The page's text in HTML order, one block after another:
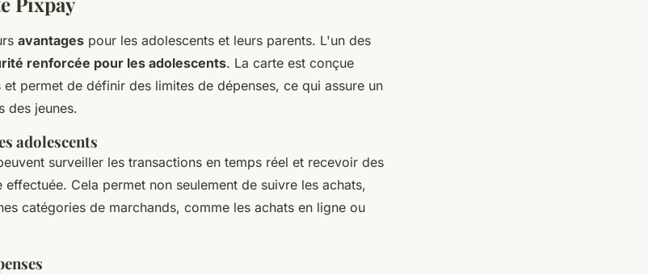
avantages pour les adolescents et leurs parents. L'un des
renforcée pour les adolescents. La carte est conçue
permet de définir des limites de dépenses, ce qui assure un
des jeunes.
adolescents
surveiller les transactions en temps réel et recevoir des
Cela permet non seulement de suivre les achats,
catégories de marchands, comme les achats en ligne ou